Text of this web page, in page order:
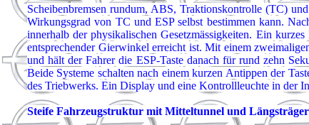
Scheibenbremsen rundum, ABS, Traktionskontrolle (TC)
Wirkungsgrad von TC und ESP selbst bestimmen kann.
innerhalb der physikalischen Gesetzmässigkeiten. Ein
entsprechender Gierwinkel erreicht ist. Mit einem
und hält der Fahrer die ESP-Taste danach für rund zehn
Beide Systeme schalten nach einem kurzen Antippen der
des Triebwerks. Ein Display und eine Kontrollleuchte in der
Steife Fahrzeugstruktur mit Mitteltunnel und